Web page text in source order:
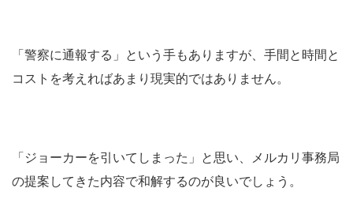
「警察に通報する」という手もありますが、手間と時間と
コストを考えればあまり現実的ではありません。
「ジョーカーを引いてしまった」と思い、メルカリ事務局
の提案してきた内容で和解するのが良いでしょう。